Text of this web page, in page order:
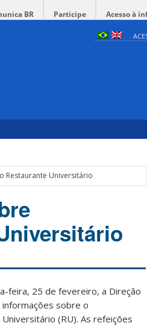
BR Participe Acesso à
Restaurante Universitário
feira, 25 de fevereiro, a Direção
informações sobre o
(RU). As refeições